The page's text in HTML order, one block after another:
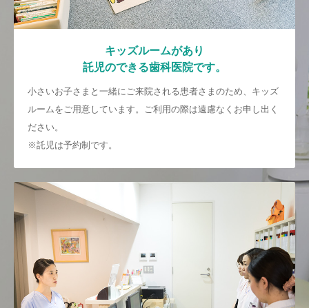
キッズルームがあり
託児のできる歯科医院です。
小さいお子さまと一緒にご来院される患者さまのため、キッズ
ルームをご用意しています。ご利用の際は遠慮なくお申し出く
ださい。
※託児は予約制です。